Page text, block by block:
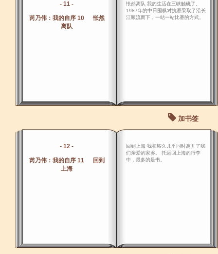
- 11 -
芮乃伟：我的自序 10 怅然
离队
怅然离队 我的生活在三峡触礁了。
1987年的中日围棋对抗赛采取了沿长
江顺流而下，一站一站比赛的方式。
加书签
- 12 -
芮乃伟：我的自序 11 回到
上海
回到上海 我和铸久几乎同时离开了我
们亲爱的家乡。 托运回上海的行李
中，最多的是书。